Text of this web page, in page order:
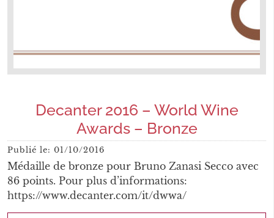
Decanter 2016 – World Wine
Awards – Bronze
Publié le: 01/10/2016
Médaille de bronze pour Bruno Zanasi Secco avec
86 points. Pour plus d’informations:
https://www.decanter.com/it/dwwa/